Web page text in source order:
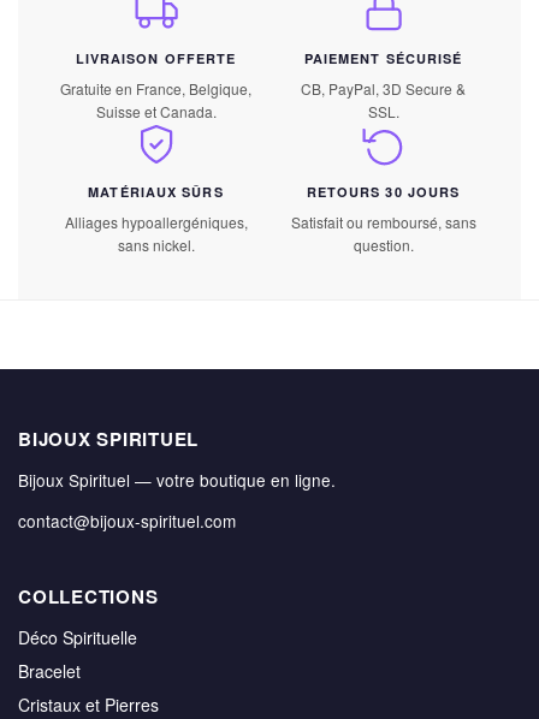
LIVRAISON OFFERTE
Gratuite en France, Belgique,
Suisse et Canada.
PAIEMENT SÉCURISÉ
CB, PayPal, 3D Secure &
SSL.
MATÉRIAUX SÛRS
Alliages hypoallergéniques,
sans nickel.
RETOURS 30 JOURS
Satisfait ou remboursé, sans
question.
BIJOUX SPIRITUEL
Bijoux Spirituel — votre boutique en ligne.
contact@bijoux-spirituel.com
COLLECTIONS
Déco Spirituelle
Bracelet
Cristaux et Pierres